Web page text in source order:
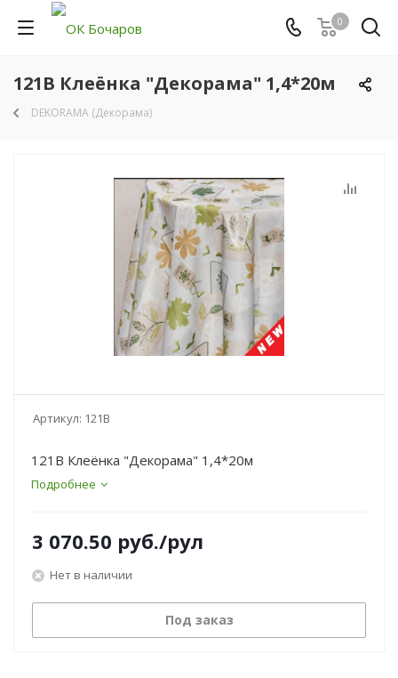
0
121В Клеёнка "Декорама" 1,4*20м
DEKORAMA (Декорама)
Артикул: 121В
121В Клеёнка "Декорама" 1,4*20м
Подробнее
3 070.50 руб./рул
Нет в наличии
Под заказ